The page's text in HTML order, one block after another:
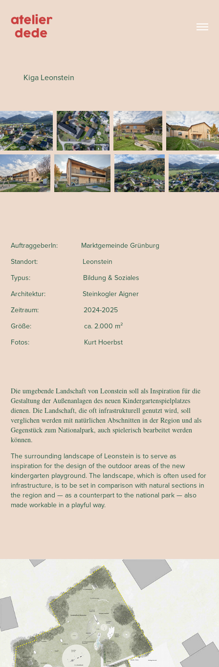
Kiga Leonstein
AuftraggeberIn: Marktgemeinde Grünburg
Standort: Leonstein
Typus: Bildung & Soziales
Architektur: Steinkogler Aigner
Zeitraum: 2024-2025
Größe: ca. 2.000 m²
Fotos: Kurt Hoerbst
Die umgebende Landschaft von Leonstein soll als Inspiration für die
Gestaltung der Außenanlagen des neuen Kindergartenspielplatzes
dienen. Die Landschaft, die oft infrastrukturell genutzt wird, soll
verglichen werden mit natürlichen Abschnitten in der Region und als
Gegenstück zum Nationalpark, auch spielerisch bearbeitet werden
können.
The surrounding landscape of Leonstein is to serve as
inspiration for the design of the outdoor areas of the new
kindergarten playground. The landscape, which is often used for
infrastructure, is to be set in comparison with natural sections in
the region and — as a counterpart to the national park — also
made workable in a playful way.